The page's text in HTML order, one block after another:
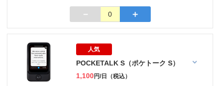
－ 0 ＋
人気
POCKETALK S（ポケトーク S）
1,100円/日（税込）